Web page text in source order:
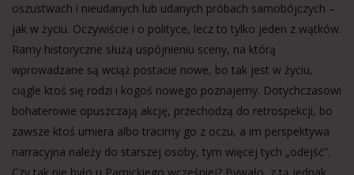
oszustwach i nieudanych lub udanych próbach samobójczych –
jak w życiu. Oczywiście i o polityce, lecz to tylko jeden z wątków.
Ramy historyczne służą uspójnieniu sceny, na którą
wprowadzane są wciąż postacie nowe, bo tak jest w życiu,
ciągle ktoś się rodzi i kogoś nowego poznajemy. Dotychczasowi
bohaterowie opuszczają akcję, przechodzą do retrospekcji, bo
zawsze ktoś umiera albo tracimy go z oczu, a im perspektywa
narracyjna należy do starszej osoby, tym więcej tych „odejść”.